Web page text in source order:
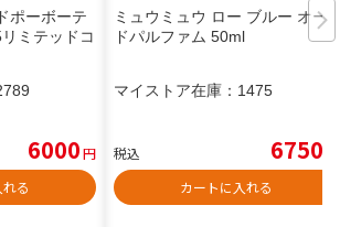
ポーボーテ
ミテッドコ
6000円
る
ミュウミュウ ロー ブルー オー
ドパルファム 50ml
マイストア在庫： 1475
税込 6750
カートに入れる